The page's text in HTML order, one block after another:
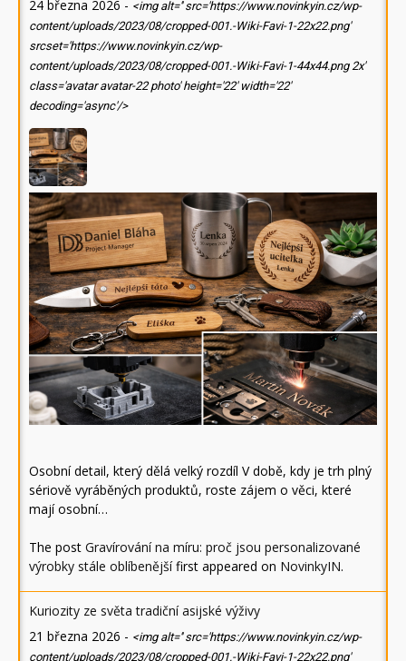
24 března 2026 - <img alt='' src='https://www.novinkyin.cz/wp-
content/uploads/2023/08/cropped-001.-Wiki-Favi-1-22x22.png'
srcset='https://www.novinkyin.cz/wp-
content/uploads/2023/08/cropped-001.-Wiki-Favi-1-44x44.png 2x'
class='avatar avatar-22 photo' height='22' width='22'
decoding='async'/>
Osobní detail, který dělá velký rozdíl V době, kdy je trh plný
sériově vyráběných produktů, roste zájem o věci, které
mají osobní…
The post Gravírování na míru: proč jsou personalizované
výrobky stále oblíbenějšífirst appeared on NovinkyIN.
Kuriozity ze světa tradiční asijské výživy
21 března 2026 - <img alt='' src='https://www.novinkyin.cz/wp-
content/uploads/2023/08/cropped-001.-Wiki-Favi-1-22x22.png'